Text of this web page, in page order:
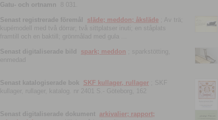
Gatu- och ortnamn 8 031.
Senast registrerade föremål släde; meddon; åksläde ; Av trä;
kupémodell med två dörrar; två sittplatser inuti; en ståplats
framtill och en baktill; grönmålad med gula ...
Senast digitaliserade bild spark; meddon ; sparkstötting,
enmedad
Senast katalogiserade bok SKF kullager, rullager ; SKF
kullager, rullager, katalog. nr 2401 S.- Göteborg, 162
Senast digitaliserade dokument arkivalier; rapport;